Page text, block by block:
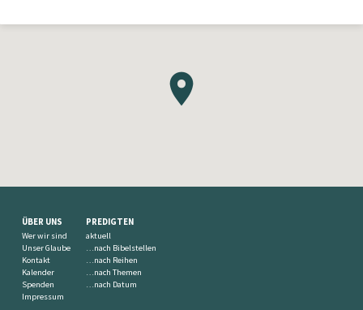
ÜBER UNS
Wer wir sind
Unser Glaube
Kontakt
Kalender
Spenden
Impressum
PREDIGTEN
aktuell
…nach Bibelstellen
…nach Reihen
…nach Themen
…nach Datum